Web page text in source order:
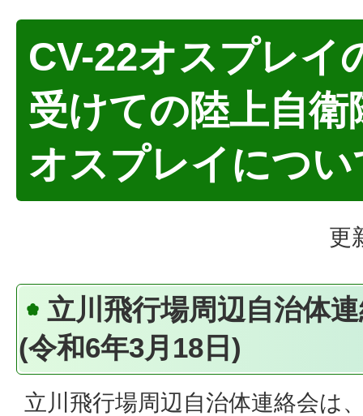
CV-22オスプレイ
受けての陸上自衛
オスプレイについ
更
立川飛行場周辺自治体
(令和6年3月18日)
立川飛行場周辺自治体連絡会は